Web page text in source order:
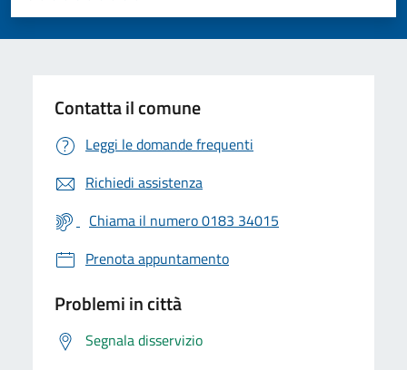
Valuta 5 stelle su 5
Valuta 4 stelle su 5
Valuta 3 stelle su 5
Valuta 2 stelle su 5
Valuta 1 stelle su 5
Contatta il comune
Leggi le domande frequenti
Richiedi assistenza
Chiama il numero 0183 34015
Prenota appuntamento
Problemi in città
Segnala disservizio